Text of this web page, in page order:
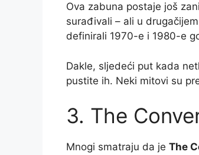
Ova zabuna postaje još
surađivali – ali u
definirali 1970-e i 1980-e
Dakle, sljedeći put kada
pustite ih. Neki mitovi su
3. The
Mnogi smatraju da je The